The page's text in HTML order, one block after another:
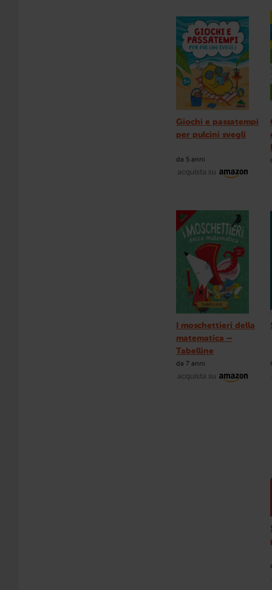
Giochi e passatempi
per pulcini svegli
da 5 anni
I moschettieri della
matematica –
Tabelline
da 7 anni